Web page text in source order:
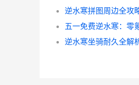
五一免费逆水寒：零